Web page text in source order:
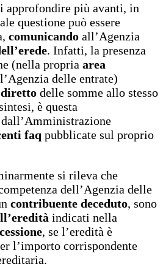
approfondire più avanti, in
questione può essere
comunicando all’Agenzia
. Infatti, la presenza
(nella propria area
delle entrate)
delle somme allo stesso
è questa
faq pubblicate sul proprio
si rileva che
dell’Agenzia delle
contribuente deceduto, sono
indicati nella
, se l’eredità è
l’importo corrispondente